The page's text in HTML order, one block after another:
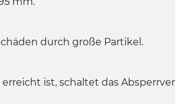
durch große Partikel.
ist, schaltet das